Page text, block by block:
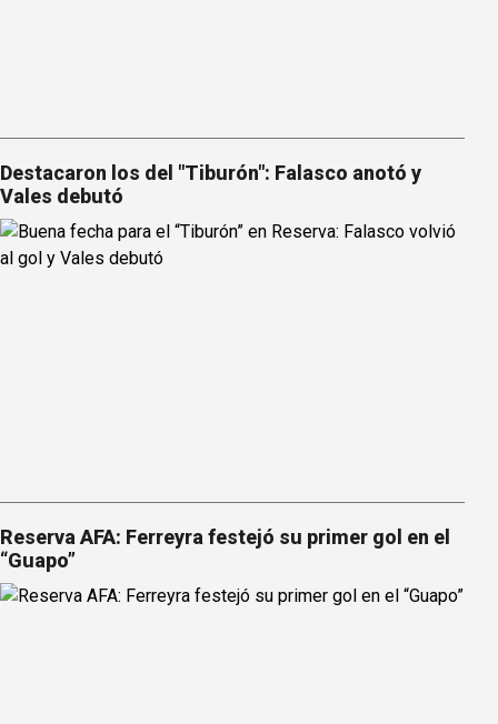
Destacaron los del "Tiburón": Falasco anotó y
Vales debutó
Reserva AFA: Ferreyra festejó su primer gol en el
“Guapo”